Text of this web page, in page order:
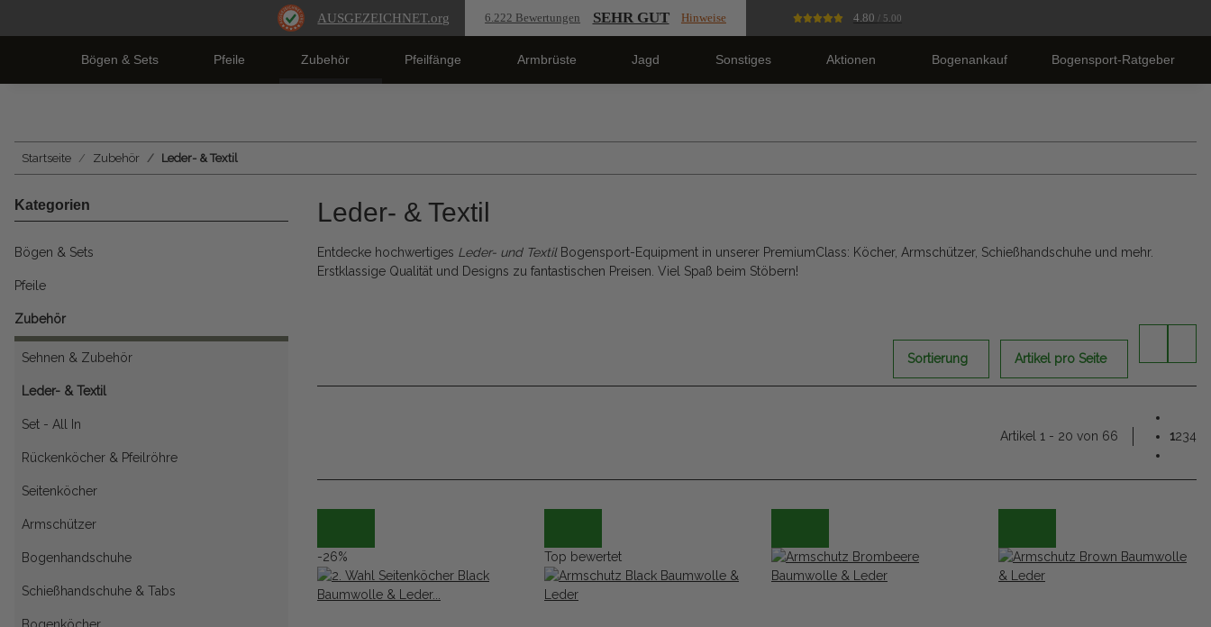
AUSGEZEICHNET.org 6.222 Bewertungen SEHR GUT Hinweise 4.80 / 5.00
Bögen & Sets Pfeile Zubehör Pfeilfänge Armbrüste Jagd Sonstiges Aktionen Bogenankauf Bogensport-Ratgeber
Startseite Zubehör Leder- & Textil
Leder- & Textil
Entdecke hochwertiges Leder- und Textil Bogensport-Equipment in unserer PremiumClass: Köcher, Armschützer, Schießhandschuhe und mehr.
Erstklassige Qualität und Designs zu fantastischen Preisen. Viel Spaß beim Stöbern!
Sortierung Artikel pro Seite
Artikel 1 - 20 von 66 1234
-26% Top bewertet
Kategorien
Bögen & Sets
Pfeile
Zubehör
Sehnen & Zubehör
Leder- & Textil
Set - All In
Rückenköcher & Pfeilröhre
Seitenköcher
Armschützer
Bogenhandschuhe
Schießhandschuhe & Tabs